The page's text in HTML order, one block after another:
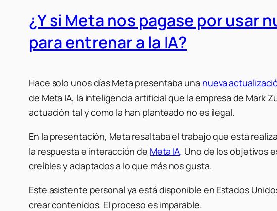
¿Y si Meta nos pagase por usar
para entrenar a la IA?
Hace solo unos días Meta presentaba una nueva
de Meta IA, la inteligencia artificial que la empresa de Mark
actuación tal y como la han planteado no es ilegal.
En la presentación, Meta resaltaba el trabajo que está
la respuesta e interacción de Meta IA. Uno de los objetivos
creíbles y adaptados a lo que más nos gusta.
Este asistente personal ya está disponible en Estados
crear contenidos. El proceso es imparable.